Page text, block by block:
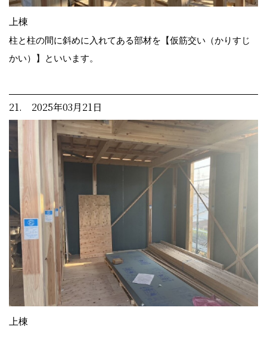
上棟
柱と柱の間に斜めに入れてある部材を【仮筋交い（かりすじ
かい）】といいます。
21. 2025年03月21日
上棟